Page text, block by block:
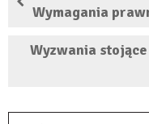
Wymagania
Wyzwania